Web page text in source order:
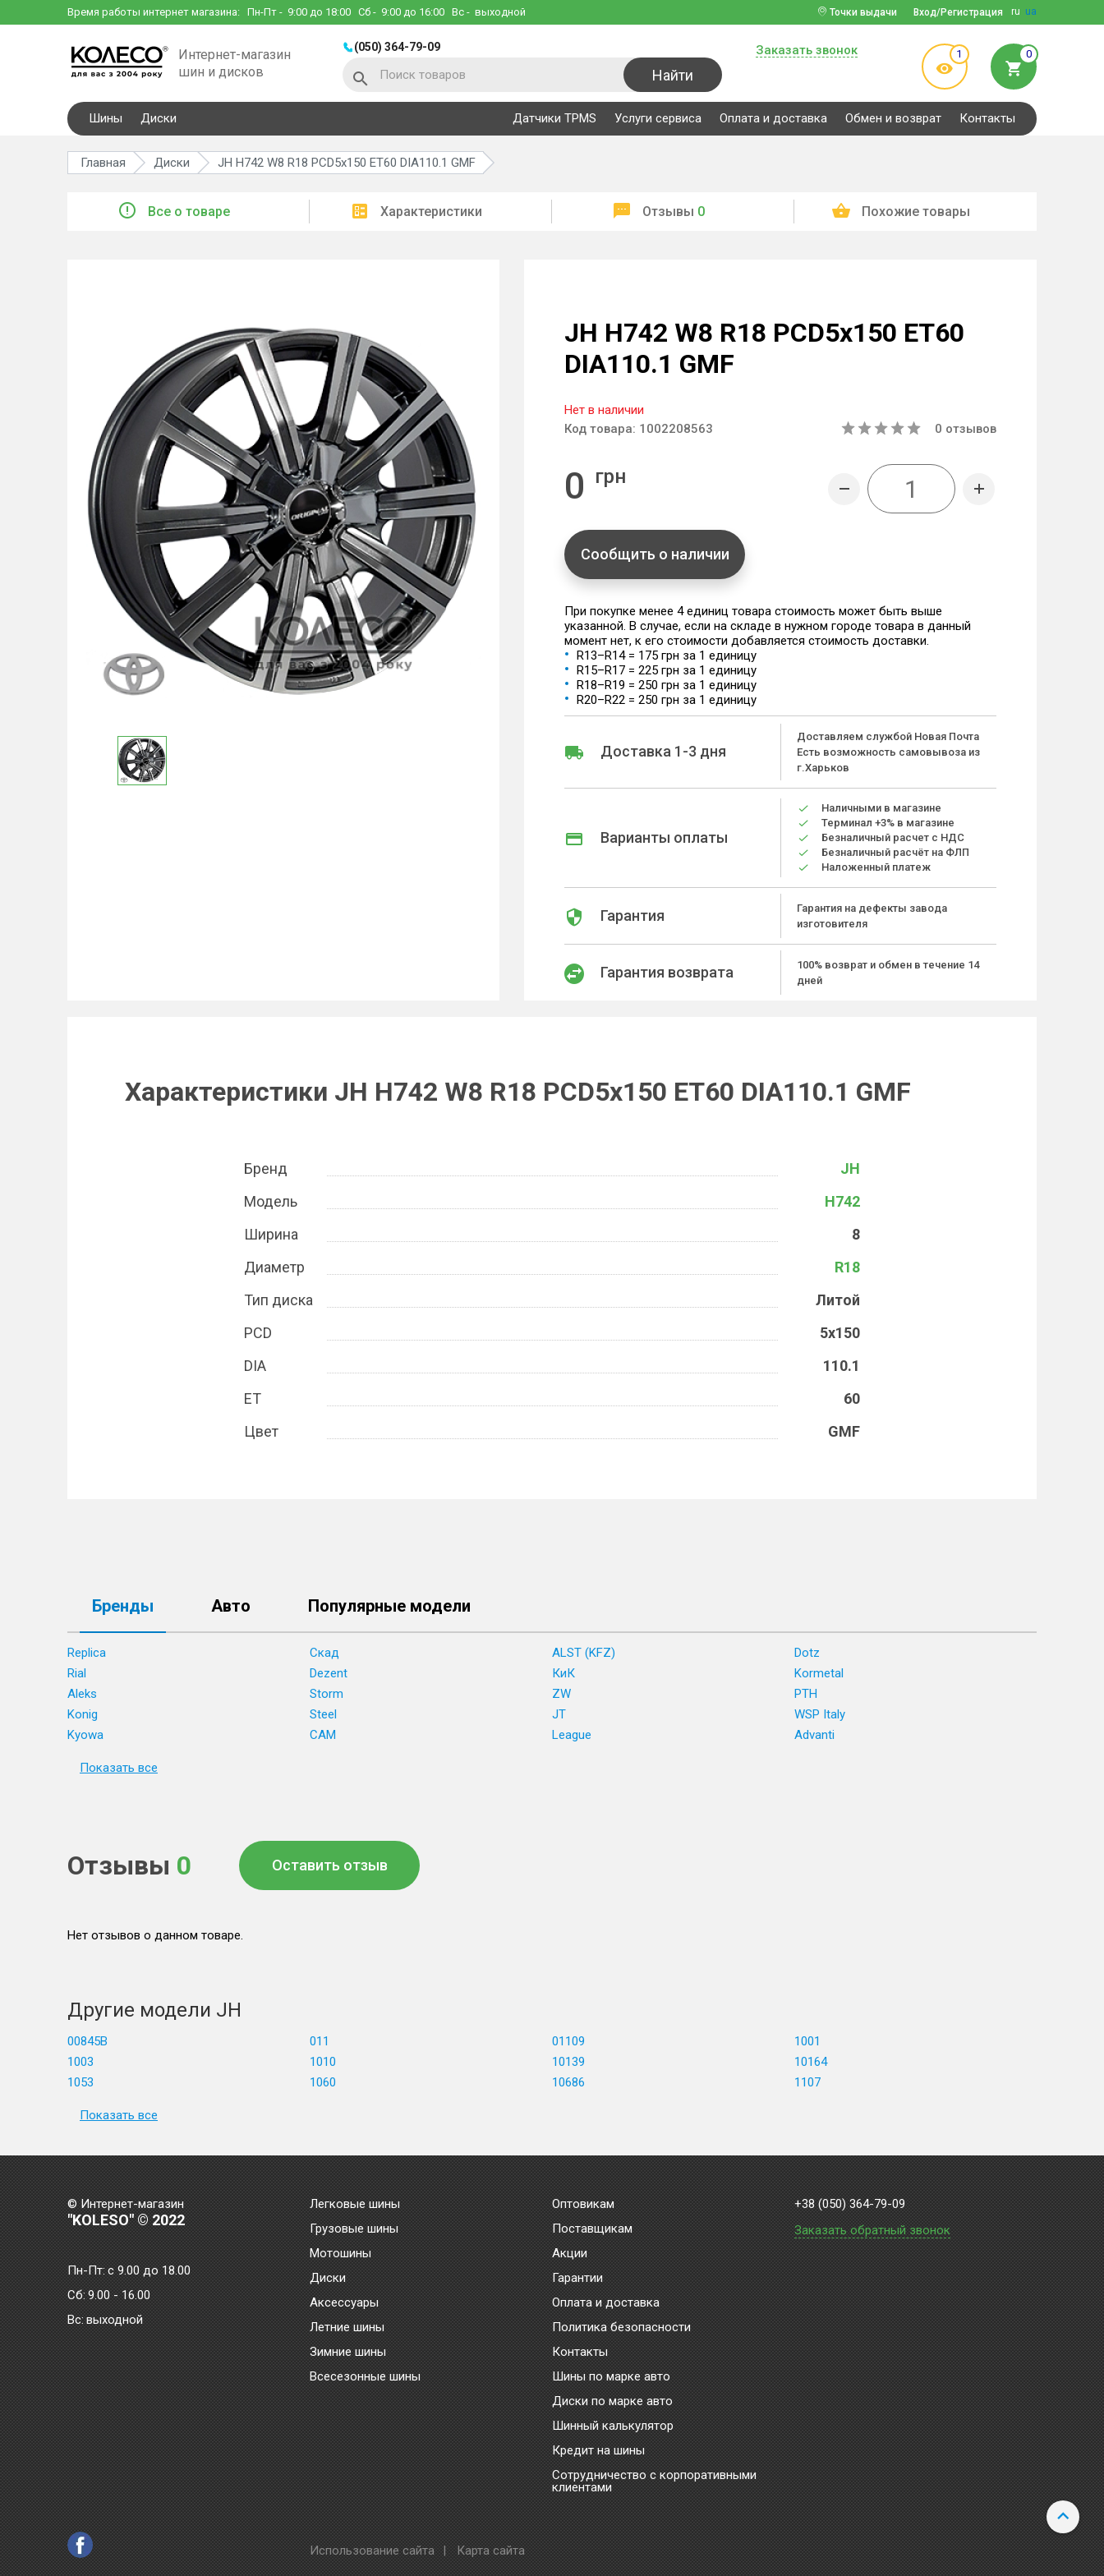
Время работы интернет магазина: Пн-Пт - 9:00 до 18:00 Сб - 9:00 до 16:00 Вс - выходной ru ua
Вход/Регистрация
Точки выдачи
Интернет-магазин
шин и дисков
(050) 364-79-09
Найти
Заказать звонок 1 0
Шины Диски Датчики TPMS Услуги сервиса Оплата и доставка Обмен и возврат Контакты
Главная Диски JH H742 W8 R18 PCD5x150 ET60 DIA110.1 GMF
Все о товаре Характеристики Отзывы 0 Похожие товары
JH H742 W8 R18 PCD5x150 ET60
DIA110.1 GMF
Нет в наличии
Код товара: 1002208563 0 отзывов
0 грн
Сообщить о наличии
При покупке менее 4 единиц товара стоимость может быть выше
указанной. В случае, если на складе в нужном городе товара в данный
момент нет, к его стоимости добавляется стоимость доставки.
R13–R14 = 175 грн за 1 единицу
R15–R17 = 225 грн за 1 единицу
R18–R19 = 250 грн за 1 единицу
R20–R22 = 250 грн за 1 единицу
Доставка 1-3 дня
Доставляем службой Новая Почта
Есть возможность самовывоза из
г.Харьков
Варианты оплаты
Наличными в магазине
Терминал +3% в магазине
Безналичный расчет с НДС
Безналичный расчёт на ФЛП
Наложенный платеж
Гарантия
Гарантия на дефекты завода
изготовителя
Гарантия возврата
100% возврат и обмен в течение 14
дней
Характеристики JH H742 W8 R18 PCD5x150 ET60 DIA110.1 GMF
Бренд
JH
Модель
H742
Ширина
8
Диаметр
R18
Тип диска
Литой
PCD
5x150
DIA
110.1
ET
60
Цвет
GMF
Бренды Авто Популярные модели
Replica Скад ALST (KFZ)
Dotz
Rial
Dezent КиК
Kormetal
Aleks
Storm ZW
PTH
Konig
Steel JT
WSP Italy
Kyowa
CAM League Advanti
Показать все
Отзывы 0 Оставить отзыв
Нет отзывов о данном товаре.
Другие модели JH
00845B 011 01109
1001
1003
1010 10139
10164
1053
1060 10686 1107
Показать все
© Интернет-магазин
"KOLESO" © 2022
Пн-Пт:с 9.00 до 18.00
Сб: 9.00 - 16.00
Bc: выходной
Легковые шины
Грузовые шины
Мотошины
Диски
Аксессуары
Летние шины
Зимние шины
Всесезонные шины
Оптовикам
Поставщикам
Акции
Гарантии
Оплата и доставка
Политика безопасности
Контакты
Шины по марке авто
Диски по марке авто
Шинный калькулятор
Кредит на шины
Сотрудничество с корпоративными
клиентами
+38 (050) 364-79-09
Заказать обратный звонок
Использование сайта | Карта сайта